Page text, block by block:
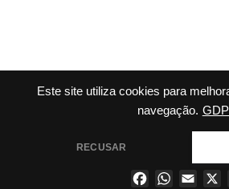
Este site utiliza cookies para
navegação.
RECUSAR
Facebook